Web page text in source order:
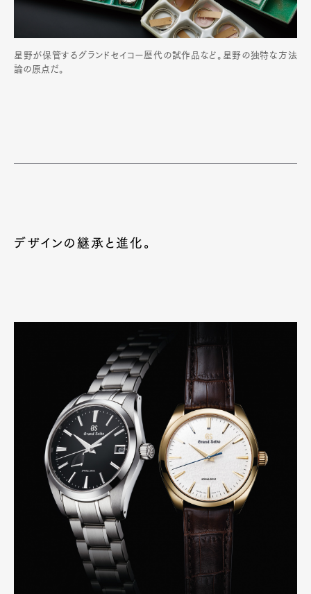
星野が保管するグランドセイコー歴代の試作品など。星野の独特な方法
論の原点だ。
デザインの継承と進化。